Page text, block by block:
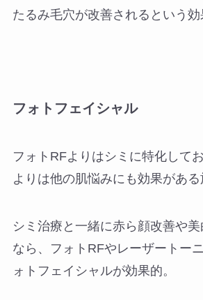
たるみ毛穴が改善されるという効
フォトフェイシャル
フォトRFよりはシミに特化して
よりは他の肌悩みにも効果がある
シミ治療と一緒に赤ら顔改善や
なら、フォトRFやレーザートー
ォトフェイシャルが効果的。